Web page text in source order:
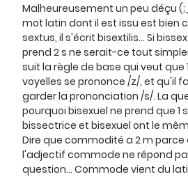
Malheureusement un peu déçu
mot latin dont il est issu est bien
sextus, il s'écrit bisextilis... Si
prend 2 s ne serait-ce tout
suit la règle de base qui veut que
voyelles se prononce /z/, et qu'il
garder la prononciation /s/. La
pourquoi bisexuel ne prend que 1
bissectrice et bisexuel ont le
Dire que commodité a 2 m parce
l'adjectif commode ne répond
question... Commode vient du